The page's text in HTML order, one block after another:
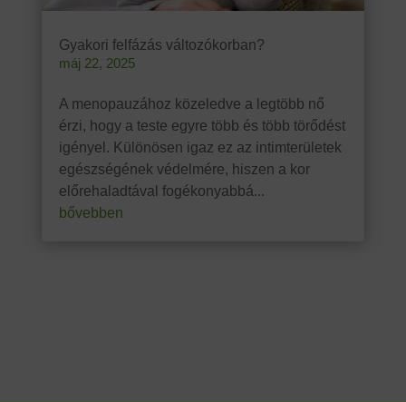
Gyakori felfázás változókorban?
máj 22, 2025
A menopauzához közeledve a legtöbb nő
érzi, hogy a teste egyre több és több törődést
igényel. Különösen igaz ez az intimterületek
egészségének védelmére, hiszen a kor
előrehaladtával fogékonyabbá...
bővebben